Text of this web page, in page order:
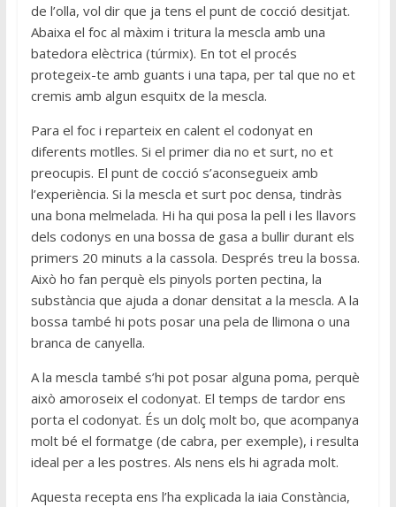
de l’olla, vol dir que ja tens el punt de cocció desitjat.
Abaixa el foc al màxim i tritura la mescla amb una
batedora elèctrica (túrmix). En tot el procés
protegeix-te amb guants i una tapa, per tal que no et
cremis amb algun esquitx de la mescla.
Para el foc i reparteix en calent el codonyat en
diferents motlles. Si el primer dia no et surt, no et
preocupis. El punt de cocció s’aconsegueix amb
l’experiència. Si la mescla et surt poc densa, tindràs
una bona melmelada. Hi ha qui posa la pell i les llavors
dels codonys en una bossa de gasa a bullir durant els
primers 20 minuts a la cassola. Després treu la bossa.
Això ho fan perquè els pinyols porten pectina, la
substància que ajuda a donar densitat a la mescla. A la
bossa també hi pots posar una pela de llimona o una
branca de canyella.
A la mescla també s’hi pot posar alguna poma, perquè
això amoroseix el codonyat. El temps de tardor ens
porta el codonyat. És un dolç molt bo, que acompanya
molt bé el formatge (de cabra, per exemple), i resulta
ideal per a les postres. Als nens els hi agrada molt.
Aquesta recepta ens l’ha explicada la iaia Constància,